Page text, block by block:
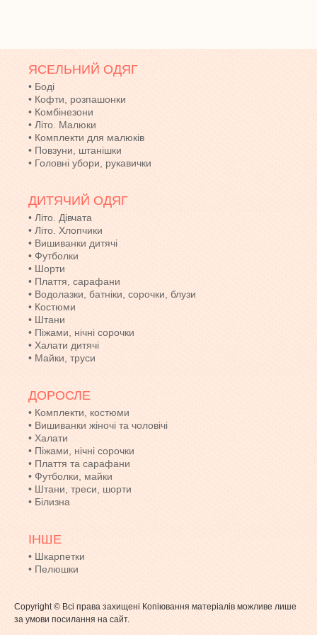
ЯСЕЛЬНИЙ ОДЯГ
• Боді
• Кофти, розпашонки
• Комбінезони
• Літо. Малюки
• Комплекти для малюків
• Повзуни, штанішки
• Головні убори, рукавички
ДИТЯЧИЙ ОДЯГ
• Літо. Дівчата
• Літо. Хлопчики
• Вишиванки дитячі
• Футболки
• Шорти
• Плаття, сарафани
• Водолазки, батніки, сорочки, блузи
• Костюми
• Штани
• Піжами, нічні сорочки
• Халати дитячі
• Майки, труси
ДОРОСЛЕ
• Комплекти, костюми
• Вишиванки жіночі та чоловічі
• Халати
• Піжами, нічні сорочки
• Плаття та сарафани
• Футболки, майки
• Штани, треси, шорти
• Білизна
ІНШЕ
• Шкарпетки
• Пелюшки
Copyright © Всі права захищені Копіювання матеріалів можливе лише
за умови посилання на сайт.